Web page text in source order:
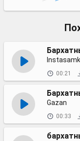
00:21
Gazan
00:33